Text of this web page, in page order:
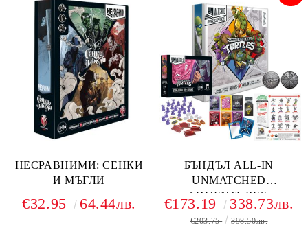
НЕСРАВНИМИ: СЕНКИ
И МЪГЛИ
€32.95 64.44лв.
БЪНДЪЛ ALL-IN
UNMATCHED
ADVENTURES:
TEENAGE MUTANT
NINJA TURTLES +
€173.19 338.73лв.
€203.75 398.50лв.